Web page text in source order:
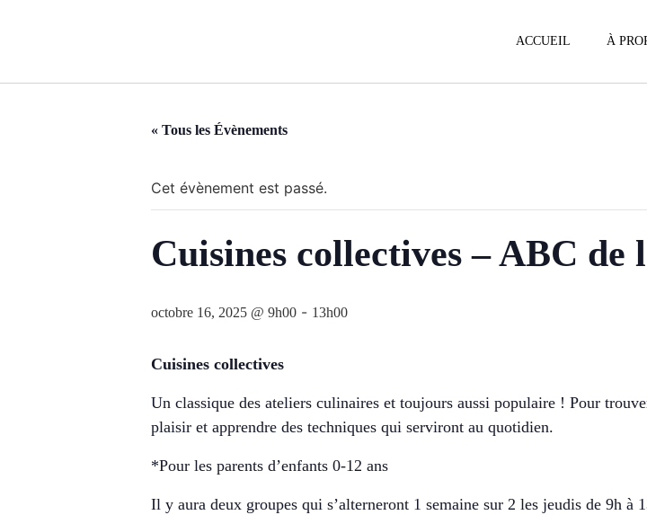
ACCUEIL À
« Tous les Évènements
Cet évènement est passé.
Cuisines collectives – ABC de
octobre 16, 2025 @ 9h00 - 13h00
Cuisines collectives
Un classique des ateliers culinaires et toujours aussi populaire ! Pour
plaisir et apprendre des techniques qui serviront au quotidien.
*Pour les parents d’enfants 0-12 ans
Il y aura deux groupes qui s’alterneront 1 semaine sur 2 les jeudis de 9h à